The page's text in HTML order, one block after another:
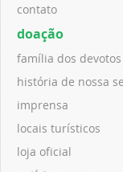
contato
doação
família dos devotos
história de nossa
imprensa
locais turísticos
loja oficial